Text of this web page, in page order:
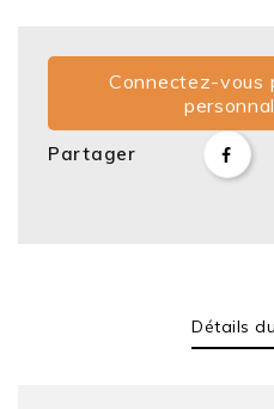
Connectez-vous
Partager
Détails